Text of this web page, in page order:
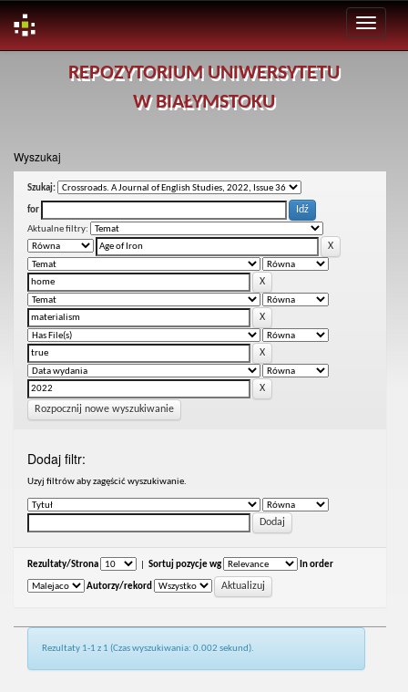
REPOZYTORIUM UNIWERSYTETU
W BIAŁYMSTOKU
Wyszukaj
Szukaj:
for
Aktualne filtry:
Rozpocznij nowe wyszukiwanie
Dodaj filtr:
Uzyj filtrów aby zagęścić wyszukiwanie.
Rezultaty/Strona Sortuj pozycje wg In order
Autorzy/rekord
Rezultaty 1-1 z 1 (Czas wyszukiwania: 0.002 sekund).